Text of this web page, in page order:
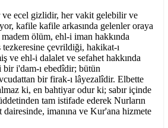
ecel gizlidir, her vakit gelebilir ve
kafile kafile arkasında gelenler oraya
ölüm, ehl-i iman hakkında
tezkeresine çevrildiği, hakikat-ı
ve ehl-i dalalet ve sefahet hakkında
i'dam-ı ebedîdir; bütün
bir firak-ı lâyezalîdir. Elbette
ki, en bahtiyar odur ki; sabır içinde
tam istifade ederek Nurların
imanına ve Kur'ana hizmete